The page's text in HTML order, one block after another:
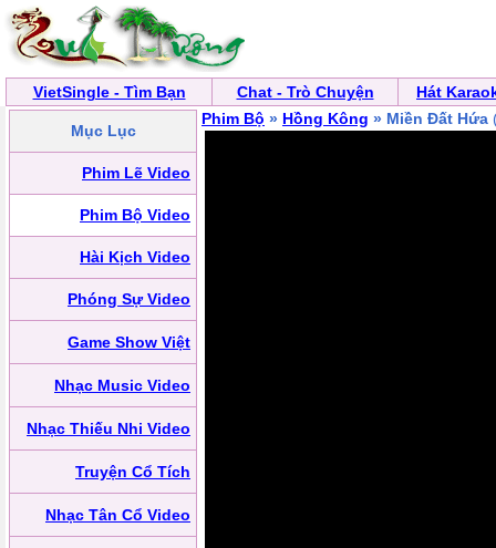
VietSingle - Tìm Bạn Chat - Trò Chuyện Hát
Mục Lục
Phim Lẽ Video
Phim Bộ Video
Hài Kịch Video
Phóng Sự Video
Game Show Việt
Nhạc Music Video
Nhạc Thiếu Nhi Video
Truyện Cổ Tích
Nhạc Tân Cổ Video
Phim Bộ » Hồng Kông » Miền Đất Hứa